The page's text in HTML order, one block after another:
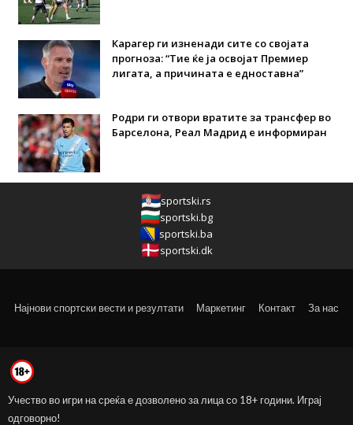
Карагер ги изненади сите со својата
прогноза: “Тие ќе ја освојат Премиер
лигата, а причината е едноставна”
Родри ги отвори вратите за трансфер во
Барселона, Реал Мадрид е информиран
sportski.rs
sportski.bg
sportski.ba
sportski.dk
Најнови спортски вести и резултати Маркетинг Контакт За нас
Учество во игри на среќа е дозволено за лица со 18+ години. Играј
одговорно!